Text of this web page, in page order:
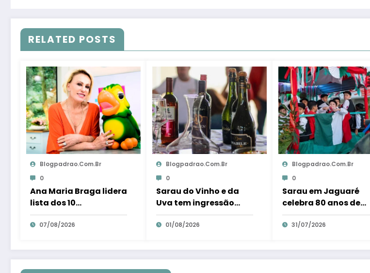
RELATED POSTS
Blogpadrao.com.br
0
Ana Maria Braga lidera
lista dos 10
apresentadores mais
queridos da TV; veja
07/08/2026
Blogpadrao.com.br
0
Sarau do Vinho e da
Uva tem ingressão
gratuita e distribui 250
litros de suco em Santa
01/08/2026
Blogpadrao.com.br
0
Sarau em Jaguaré
celebra 80 anos de
colonização italiana
com tradição e
polenta – Em Dia ES
31/07/2026